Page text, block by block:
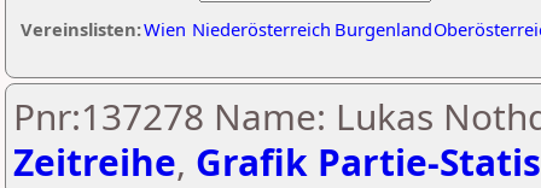
Vereinslisten:Wien Niederösterreich Burgenland
Pnr:137278 Name: Lukas
Zeitreihe, Grafik Partie-